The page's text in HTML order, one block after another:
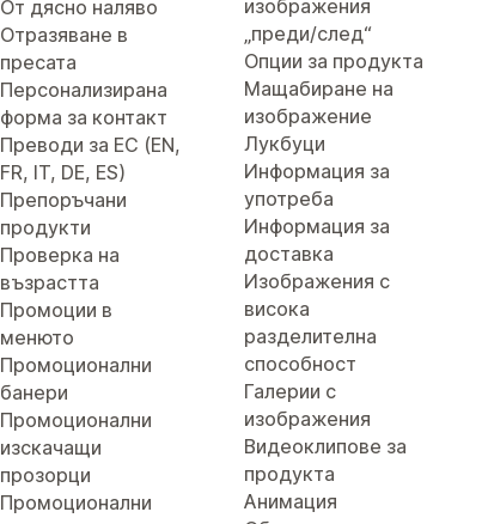
От дясно наляво
Отразяване в
пресата
Персонализирана
форма за контакт
Преводи за ЕС (EN,
FR, IT, DE, ES)
Препоръчани
продукти
Проверка на
възрастта
Промоции в
менюто
Промоционални
банери
Промоционални
изскачащи
прозорци
Промоционални
изображения
„преди/след“
Опции за продукта
Мащабиране на
изображение
Лукбуци
Информация за
употреба
Информация за
доставка
Изображения с
висока
разделителна
способност
Галерии с
изображения
Видеоклипове за
продукта
Анимация